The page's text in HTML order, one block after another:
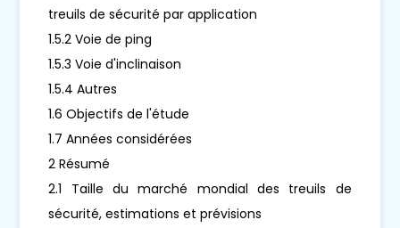
treuils de sécurité par application
1.5.2 Voie de ping
1.5.3 Voie d'inclinaison
1.5.4 Autres
1.6 Objectifs de l'étude
1.7 Années considérées
2 Résumé
2.1 Taille du marché mondial des treuils de
sécurité, estimations et prévisions